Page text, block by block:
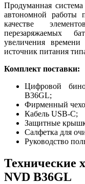
Продуманная система
автономной работы
качестве
перезаряжаемых
увеличения
источник питания
Комплект поставки:
Цифровой
B36GL;
Фирменный
Кабель USB-C;
Защитные
Салфетка для
Руководство
Технические
NVD B36GL